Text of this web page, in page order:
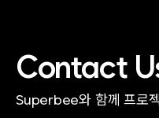
Contact
Superbee와 함께 프로